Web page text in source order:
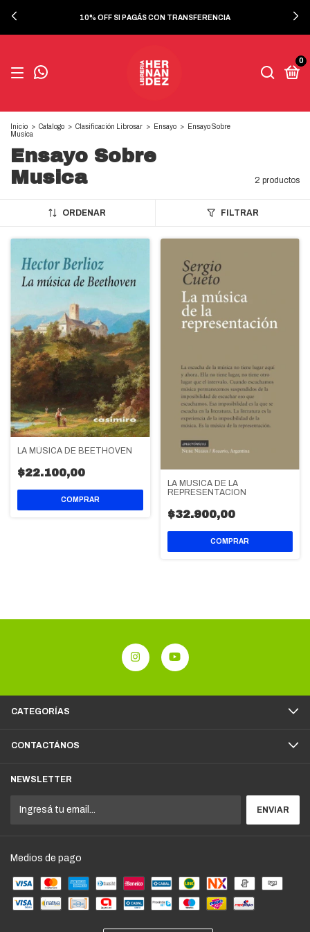
10% OFF SI PAGÁS CON TRANSFERENCIA
0
Inicio > Catalogo > Clasificación Librosar > Ensayo >
Ensayo Sobre
Musica
Ensayo Sobre
Musica
2 productos
ORDENAR FILTRAR
LA MÚSICA DE BEETHOVEN
$22.100,00
LA MUSICA DE LA
REPRESENTACION
$32.900,00
CATEGORÍAS
CONTACTÁNOS
NEWSLETTER
Medios de pago